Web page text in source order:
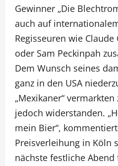
Gewinner „Die
auch auf
Regisseuren wie
oder Sam Peckinpah
Dem Wunsch seines
ganz in den USA
„Mexikaner“
jedoch widerstanden.
mein Bier“,
Preisverleihung in Köln
nächste festliche